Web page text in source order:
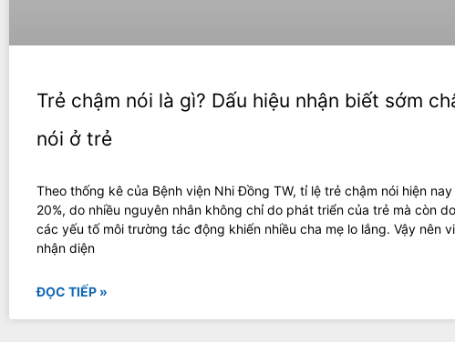
Trẻ chậm nói là gì? Dấu hiệu nhận biết sớm
nói ở trẻ
Theo thống kê của Bệnh viện Nhi Đồng TW, tỉ lệ trẻ chậm nói hiện
20%, do nhiều nguyên nhân không chỉ do phát triển của trẻ mà còn do
các yếu tố môi trường tác động khiến nhiều cha mẹ lo lắng. Vậy nên
nhận diện
ĐỌC TIẾP »